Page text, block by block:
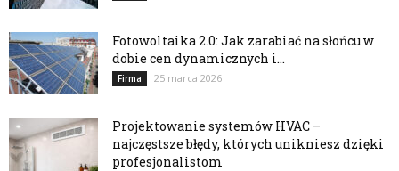
Fotowoltaika 2.0: Jak zarabiać na słońcu w
dobie cen dynamicznych i...
Firma 25 marca 2026
Projektowanie systemów HVAC –
najczęstsze błędy, których unikniesz dzięki
profesjonalistom